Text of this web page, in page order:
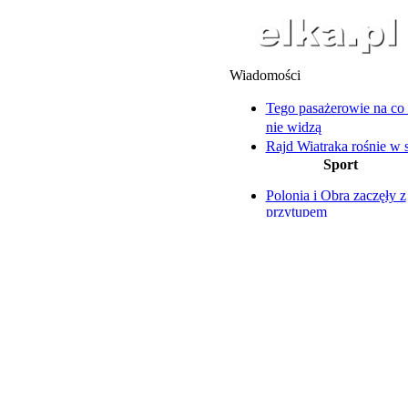
Wiadomości
Tego pasażerowie na co
nie widzą
Rajd Wiatraka rośnie w
Leszno pożegnało
Licznik się nie
Sport
Polonia i Obra zaczęły z
przytupem